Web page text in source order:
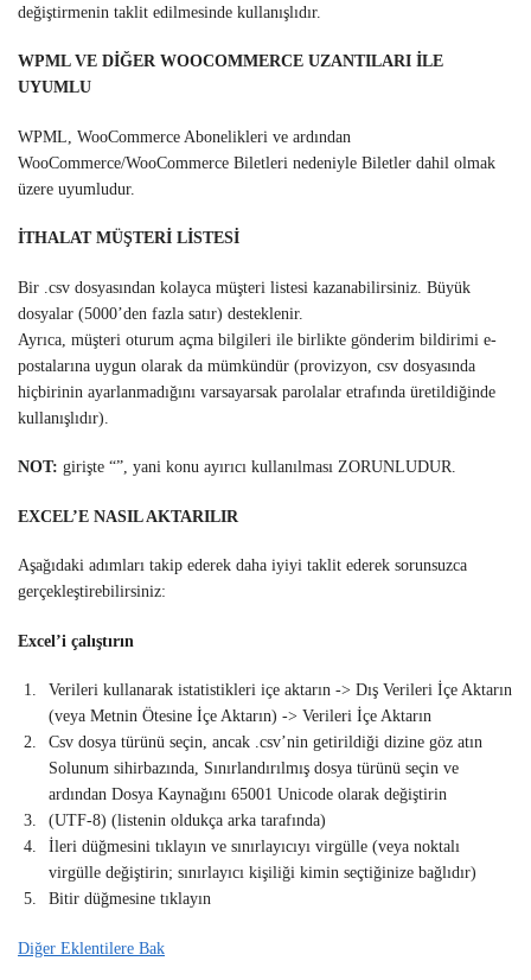
değiştirmenin taklit edilmesinde kullanışlıdır.
WPML VE DİĞER WOOCOMMERCE UZANTILARI İLE
UYUMLU
WPML, WooCommerce Abonelikleri ve ardından
WooCommerce/WooCommerce Biletleri nedeniyle Biletler dahil olmak
üzere uyumludur.
İTHALAT MÜŞTERİ LİSTESİ
Bir .csv dosyasından kolayca müşteri listesi kazanabilirsiniz. Büyük
dosyalar (5000’den fazla satır) desteklenir.
Ayrıca, müşteri oturum açma bilgileri ile birlikte gönderim bildirimi e-
postalarına uygun olarak da mümkündür (provizyon, csv dosyasında
hiçbirinin ayarlanmadığını varsayarsak parolalar etrafında üretildiğinde
kullanışlıdır).
NOT: girişte “”, yani konu ayırıcı kullanılması ZORUNLUDUR.
EXCEL’E NASIL AKTARILIR
Aşağıdaki adımları takip ederek daha iyiyi taklit ederek sorunsuzca
gerçekleştirebilirsiniz:
Excel’i çalıştırın
Verileri kullanarak istatistikleri içe aktarın -> Dış Verileri İçe Aktarın
(veya Metnin Ötesine İçe Aktarın) -> Verileri İçe Aktarın
Csv dosya türünü seçin, ancak .csv’nin getirildiği dizine göz atın
Solunum sihirbazında, Sınırlandırılmış dosya türünü seçin ve
ardından Dosya Kaynağını 65001 Unicode olarak değiştirin
(UTF-8) (listenin oldukça arka tarafında)
İleri düğmesini tıklayın ve sınırlayıcıyı virgülle (veya noktalı
virgülle değiştirin; sınırlayıcı kişiliği kimin seçtiğinize bağlıdır)
Bitir düğmesine tıklayın
Diğer Eklentilere Bak